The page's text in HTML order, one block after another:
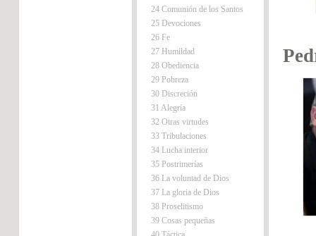
24 Comunión de los Santos
25 Devociones
26 Fe
27 Humildad
28 Obediencia
29 Pobreza
30 Discreción
31 Alegría
32 Otras virtudes
33 Tribulaciones
34 Lucha interior
35 Postrimerías
36 La voluntad de Dios
37 La gloria de Dios
38 Proselitismo
39 Cosas pequeñas